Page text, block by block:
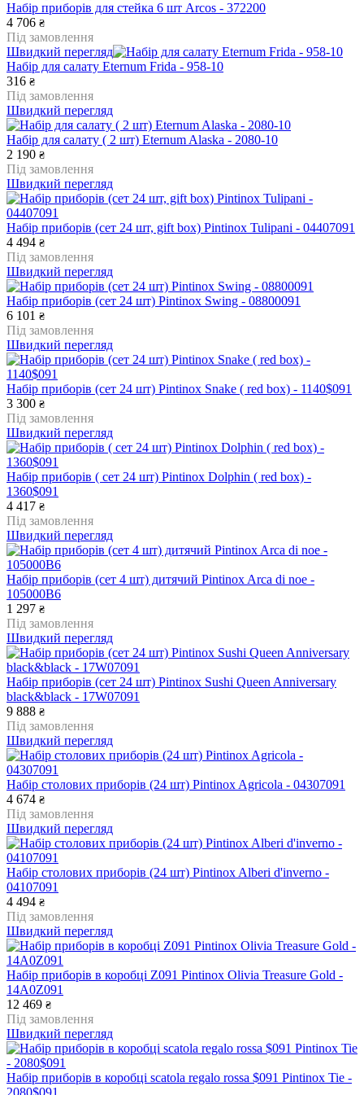
Набір приборів для стейка 6 шт Arcos - 372200
4 706 ₴
Під замовлення
Швидкий перегляд
Набір для салату Eternum Frida - 958-10
316 ₴
Під замовлення
Швидкий перегляд
Набір для салату ( 2 шт) Eternum Alaska - 2080-10
2 190 ₴
Під замовлення
Швидкий перегляд
Набір приборів (сет 24 шт, gift box) Pintinox Tulipani - 04407091
4 494 ₴
Під замовлення
Швидкий перегляд
Набір приборів (сет 24 шт) Pintinox Swing - 08800091
6 101 ₴
Під замовлення
Швидкий перегляд
Набір приборів (сет 24 шт) Pintinox Snake ( red box) - 1140$091
3 300 ₴
Під замовлення
Швидкий перегляд
Набір приборів ( сет 24 шт) Pintinox Dolphin ( red box) -
1360$091
4 417 ₴
Під замовлення
Швидкий перегляд
Набір приборів (сет 4 шт) дитячий Pintinox Arca di noe -
105000B6
1 297 ₴
Під замовлення
Швидкий перегляд
Набір приборів (сет 24 шт) Pintinox Sushi Queen Anniversary
black&black - 17W07091
9 888 ₴
Під замовлення
Швидкий перегляд
Набір столових приборів (24 шт) Pintinox Agricola - 04307091
4 674 ₴
Під замовлення
Швидкий перегляд
Набір столових приборів (24 шт) Pintinox Alberi d'inverno -
04107091
4 494 ₴
Під замовлення
Швидкий перегляд
Набір приборів в коробці Z091 Pintinox Olivia Treasure Gold -
14A0Z091
12 469 ₴
Під замовлення
Швидкий перегляд
Набір приборів в коробці scatola regalo rossa $091 Pintinox Tie -